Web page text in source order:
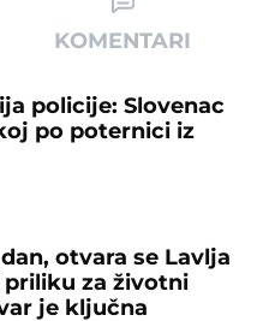
KOMENTARI
policije: Slovenac
po poternici iz
otvara se Lavlja
priliku za životni
je ključna